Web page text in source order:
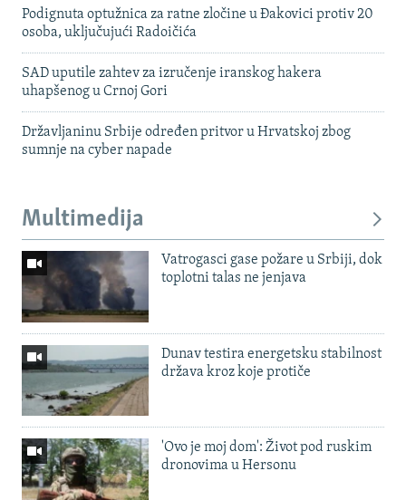
Podignuta optužnica za ratne zločine u Đakovici protiv 20
osoba, uključujući Radoičića
SAD uputile zahtev za izručenje iranskog hakera
uhapšenog u Crnoj Gori
Državljaninu Srbije određen pritvor u Hrvatskoj zbog
sumnje na cyber napade
Multimedija
Vatrogasci gase požare u Srbiji, dok
toplotni talas ne jenjava
Dunav testira energetsku stabilnost
država kroz koje protiče
'Ovo je moj dom': Život pod ruskim
dronovima u Hersonu